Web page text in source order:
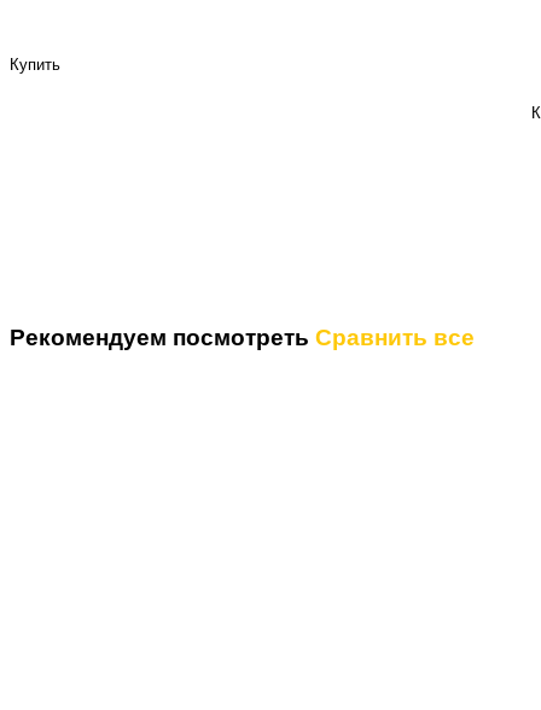
Купить
Рекомендуем посмотреть Сравнить все